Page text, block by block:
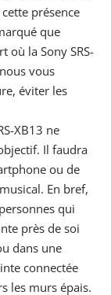
présence
que
où la Sony SRS-
vous
éviter les
XB13 ne
Il faudra
ou de
En bref,
qui
près de soi
dans une
connectée
les murs épais.